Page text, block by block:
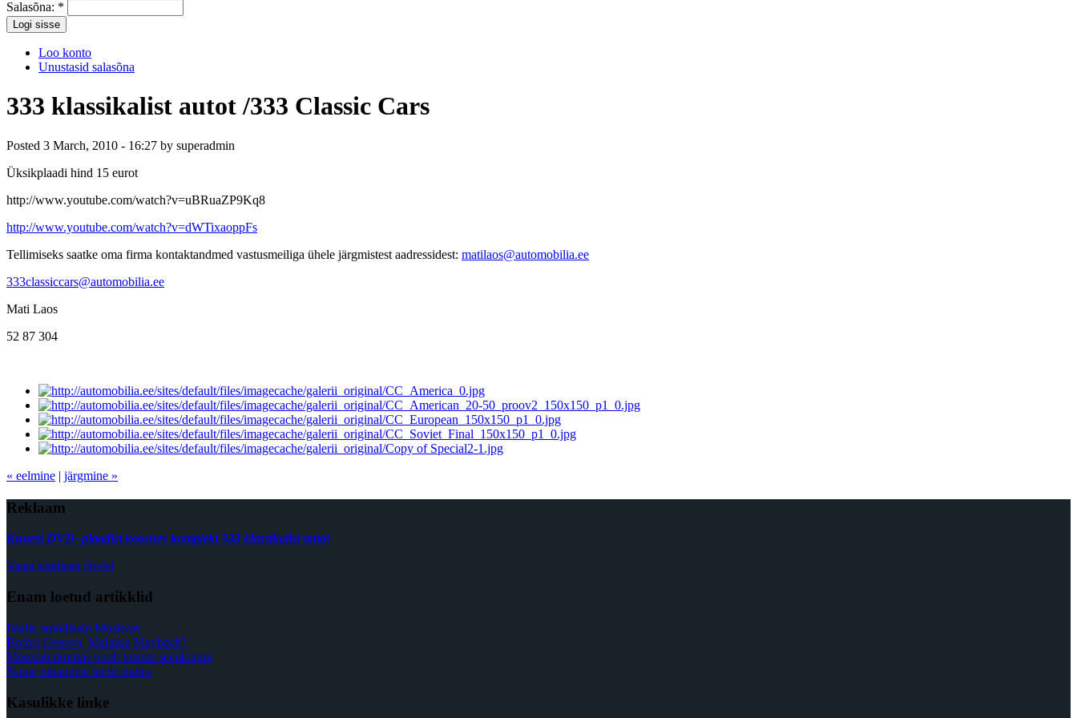
Salasõna: *
Loo konto
Unustasid salasõna
333 klassikalist autot /333 Classic Cars
Posted 3 March, 2010 - 16:27 by superadmin
Üksikplaadi hind 15 eurot
http://www.youtube.com/watch?v=uBRuaZP9Kq8
http://www.youtube.com/watch?v=dWTixaoppFs
Tellimiseks saatke oma firma kontaktandmed vastusmeiliga ühele järgmistest aadressidest: matilaos@automobilia.ee
333classiccars@automobilia.ee
Mati Laos
52 87 304
« eelmine | järgmine »
Reklaam
Kuuest DVD- plaadist koosnev komplekt 333 klassikalist autot
Vaata kindlasti järele!
Enam loetud artikklid
Itaalia autodisain Moskvas
Bufori Geneva, Malaisia Maybach?
Maserati pruukis poolt tosinat seenklappi
Naine tuhandete teede tuules
Kasulikke linke